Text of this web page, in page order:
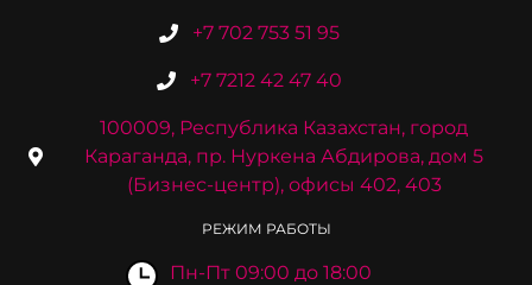
+7 702 753 51 95
+7 7212 42 47 40
100009, Республика Казахстан, город
Караганда, пр. Нуркена Абдирова, дом 5
(Бизнес-центр), офисы 402, 403
РЕЖИМ РАБОТЫ
Пн-Пт 09:00 до 18:00